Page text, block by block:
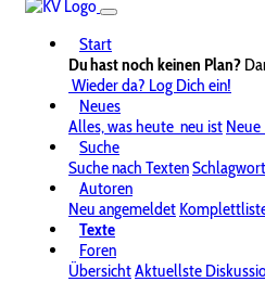
Start
Du hast noch keinen Plan?
Wieder da? Log Dich ein!
Neues
Alles, was heute neu ist Neue
Suche
Suche nach Texten
Autoren
Neu angemeldet
Texte
Foren
ÜbersichtAktuellste